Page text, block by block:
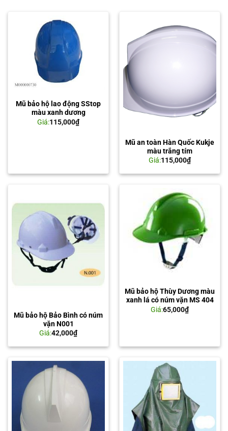
Mũ bảo hộ lao động SStop
màu xanh dương
Giá:115,000₫
Mũ an toàn Hàn Quốc Kukje
màu trắng tím
Giá:115,000₫
Mũ bảo hộ Bảo Bình có núm
vặn N001
Giá:42,000₫
Mũ bảo hộ Thùy Dương màu
xanh lá có núm vặn MS 404
Giá:65,000₫